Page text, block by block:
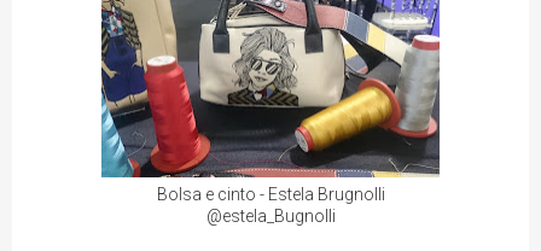
Bolsa e cinto - Estela Brugnolli
@estela_Bugnolli